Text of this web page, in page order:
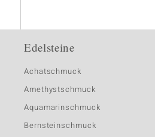
Edelsteine
Achatschmuck
Amethystschmuck
Aquamarinschmuck
Bernsteinschmuck